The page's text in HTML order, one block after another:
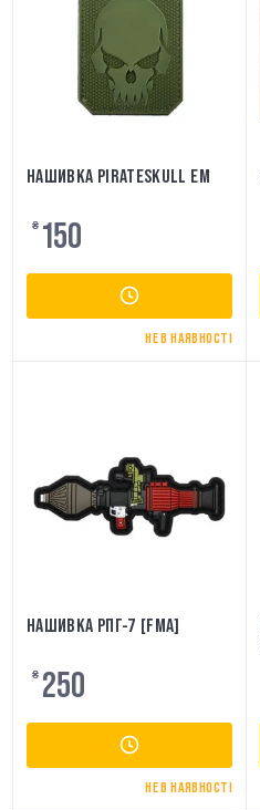
НАШИВКА PIRATESKULL EM
₴ 150
НЕ В НАЯВНОСТІ
НАШИВКА РПГ-7 [FMA]
₴ 250
НЕ В НАЯВНОСТІ